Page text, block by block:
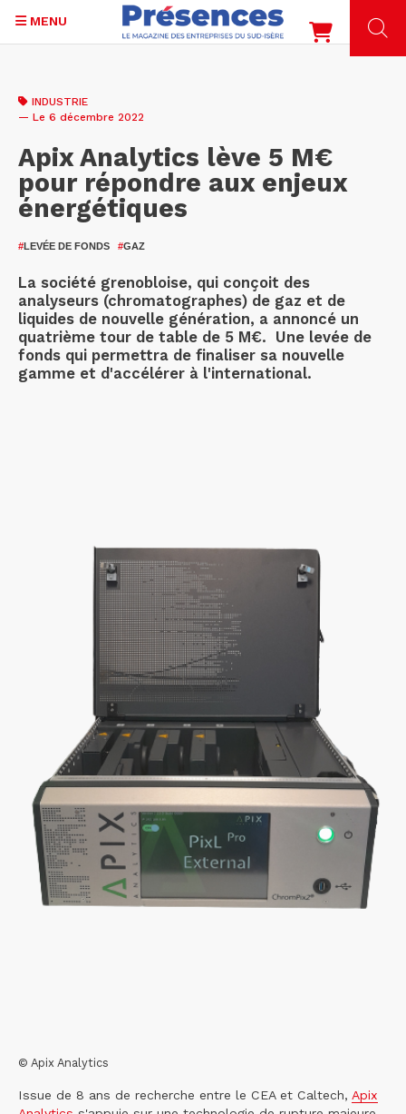
contenu
MENU
INDUSTRIE
— Le 6 décembre 2022
Apix Analytics lève 5 M€
pour répondre aux enjeux
énergétiques
#LEVÉE DE FONDS #GAZ
La société grenobloise, qui conçoit des
analyseurs (chromatographes) de gaz et de
liquides de nouvelle génération, a annoncé un
quatrième tour de table de 5 M€. Une levée de
fonds qui permettra de finaliser sa nouvelle
gamme et d'accélérer à l'international.
© Apix Analytics
Issue de 8 ans de recherche entre le CEA et Caltech, Apix